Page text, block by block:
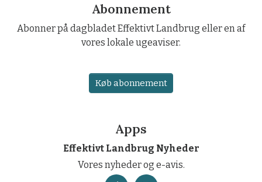
Abonnement
Abonner på dagbladet Effektivt Landbrug eller en af
vores lokale ugeaviser.
Køb abonnement
Apps
Effektivt Landbrug Nyheder
Vores nyheder og e-avis.